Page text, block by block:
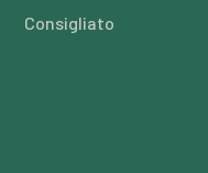
Consigliato